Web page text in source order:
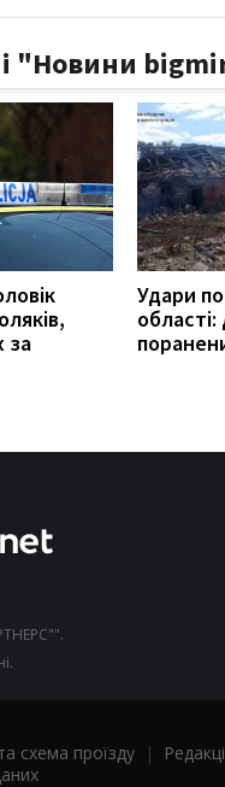
"Новини
за
Удари по
схема проїзду |